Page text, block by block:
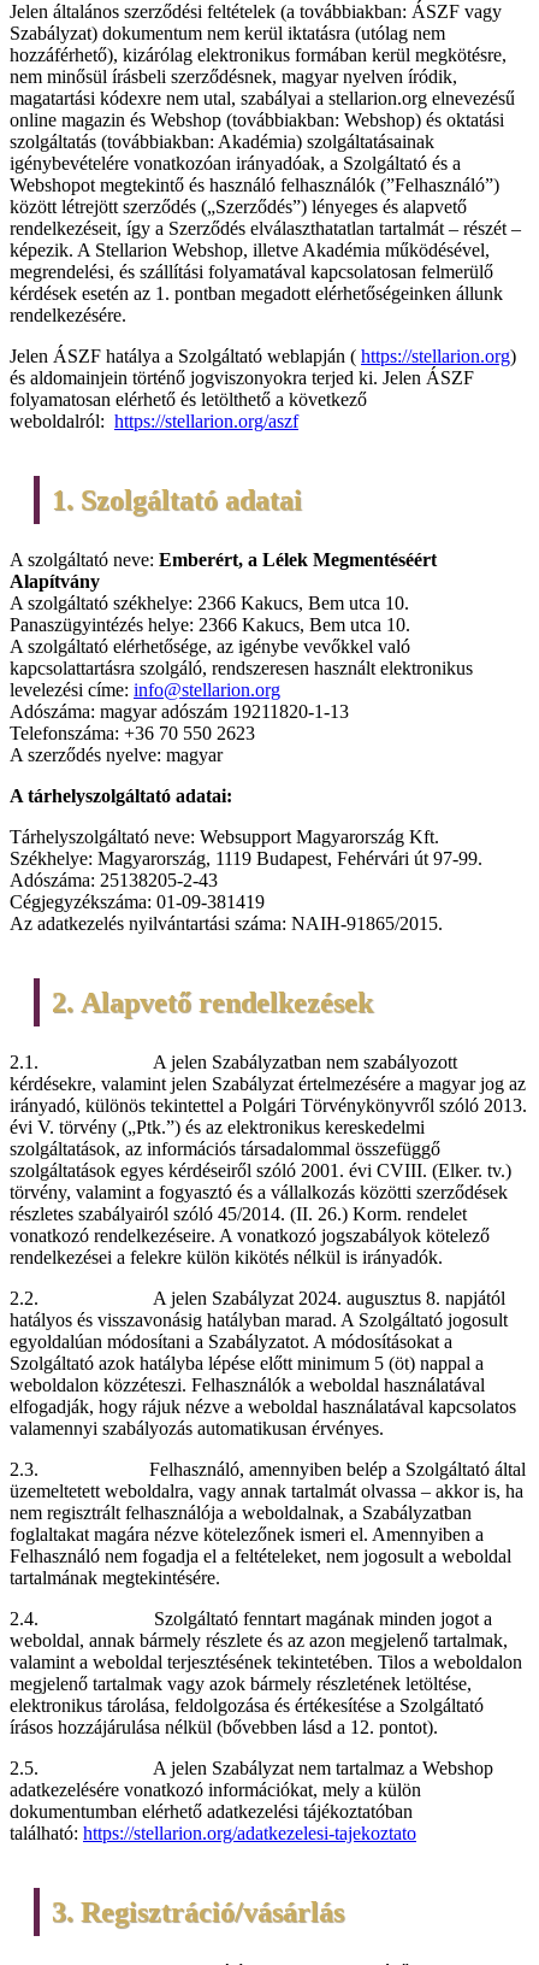
Jelen általános szerződési feltételek (a továbbiakban: ÁSZF vagy
Szabályzat) dokumentum nem kerül iktatásra (utólag nem
hozzáférhető), kizárólag elektronikus formában kerül megkötésre,
nem minősül írásbeli szerződésnek, magyar nyelven íródik,
magatartási kódexre nem utal, szabályai a stellarion.org elnevezésű
online magazin és Webshop (továbbiakban: Webshop) és oktatási
szolgáltatás (továbbiakban: Akadémia) szolgáltatásainak
igénybevételére vonatkozóan irányadóak, a Szolgáltató és a
Webshopot megtekintő és használó felhasználók (”Felhasználó”)
között létrejött szerződés („Szerződés”) lényeges és alapvető
rendelkezéseit, így a Szerződés elválaszthatatlan tartalmát – részét –
képezik. A Stellarion Webshop, illetve Akadémia működésével,
megrendelési, és szállítási folyamatával kapcsolatosan felmerülő
kérdések esetén az 1. pontban megadott elérhetőségeinken állunk
rendelkezésére.
Jelen ÁSZF hatálya a Szolgáltató weblapján ( https://stellarion.org)
és aldomainjein történő jogviszonyokra terjed ki. Jelen ÁSZF
folyamatosan elérhető és letölthető a következő
weboldalról: https://stellarion.org/aszf
1. Szolgáltató adatai
A szolgáltató neve: Emberért, a Lélek Megmentéséért
Alapítvány
A szolgáltató székhelye: 2366 Kakucs, Bem utca 10.
Panaszügyintézés helye: 2366 Kakucs, Bem utca 10.
A szolgáltató elérhetősége, az igénybe vevőkkel való
kapcsolattartásra szolgáló, rendszeresen használt elektronikus
levelezési címe: info@stellarion.org
Adószáma: magyar adószám 19211820-1-13
Telefonszáma: +36 70 550 2623
A szerződés nyelve: magyar
A tárhelyszolgáltató adatai:
Tárhelyszolgáltató neve: Websupport Magyarország Kft.
Székhelye: Magyarország, 1119 Budapest, Fehérvári út 97-99.
Adószáma: 25138205-2-43
Cégjegyzékszáma: 01-09-381419
Az adatkezelés nyilvántartási száma: NAIH-91865/2015.
2. Alapvető rendelkezések
2.1. A jelen Szabályzatban nem szabályozott
kérdésekre, valamint jelen Szabályzat értelmezésére a magyar jog az
irányadó, különös tekintettel a Polgári Törvénykönyvről szóló 2013.
évi V. törvény („Ptk.”) és az elektronikus kereskedelmi
szolgáltatások, az információs társadalommal összefüggő
szolgáltatások egyes kérdéseiről szóló 2001. évi CVIII. (Elker. tv.)
törvény, valamint a fogyasztó és a vállalkozás közötti szerződések
részletes szabályairól szóló 45/2014. (II. 26.) Korm. rendelet
vonatkozó rendelkezéseire. A vonatkozó jogszabályok kötelező
rendelkezései a felekre külön kikötés nélkül is irányadók.
2.2. A jelen Szabályzat 2024. augusztus 8. napjától
hatályos és visszavonásig hatályban marad. A Szolgáltató jogosult
egyoldalúan módosítani a Szabályzatot. A módosításokat a
Szolgáltató azok hatályba lépése előtt minimum 5 (öt) nappal a
weboldalon közzéteszi. Felhasználók a weboldal használatával
elfogadják, hogy rájuk nézve a weboldal használatával kapcsolatos
valamennyi szabályozás automatikusan érvényes.
2.3. Felhasználó, amennyiben belép a Szolgáltató által
üzemeltetett weboldalra, vagy annak tartalmát olvassa – akkor is, ha
nem regisztrált felhasználója a weboldalnak, a Szabályzatban
foglaltakat magára nézve kötelezőnek ismeri el. Amennyiben a
Felhasználó nem fogadja el a feltételeket, nem jogosult a weboldal
tartalmának megtekintésére.
2.4. Szolgáltató fenntart magának minden jogot a
weboldal, annak bármely részlete és az azon megjelenő tartalmak,
valamint a weboldal terjesztésének tekintetében. Tilos a weboldalon
megjelenő tartalmak vagy azok bármely részletének letöltése,
elektronikus tárolása, feldolgozása és értékesítése a Szolgáltató
írásos hozzájárulása nélkül (bővebben lásd a 12. pontot).
2.5. A jelen Szabályzat nem tartalmaz a Webshop
adatkezelésére vonatkozó információkat, mely a külön
dokumentumban elérhető adatkezelési tájékoztatóban
található: https://stellarion.org/adatkezelesi-tajekoztato
3. Regisztráció/vásárlás